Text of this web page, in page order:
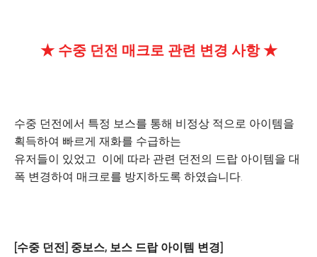
★ 수중 던전 매크로 관련 변경 사항 ★
수중 던전에서 특정 보스를 통해 비정상 적으로 아이템을
획득하여 빠르게 재화를 수급하는
유저들이 있었고 이에 따라 관련 던전의 드랍 아이템을 대
폭 변경하여 매크로를 방지하도록 하였습니다.
[수중 던전] 중보스, 보스 드랍 아이템 변경]